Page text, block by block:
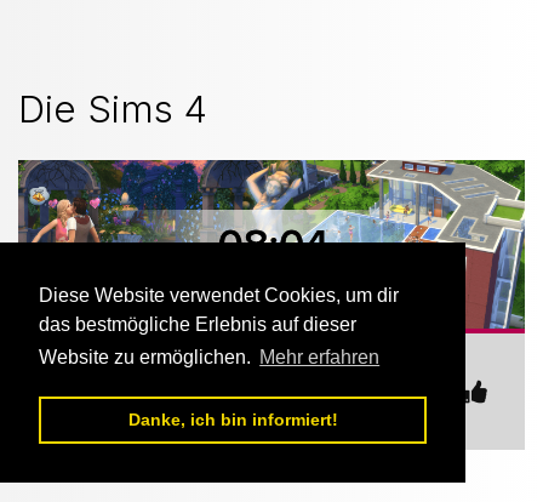
Diese Website verwendet Cookies, um dir
das bestmögliche Erlebnis auf dieser
Website zu ermöglichen. Mehr erfahren
Danke, ich bin informiert!
Die Sims 4
https://hostbanner.nexteamspeak.de/sim
s_4-1-stamped.png